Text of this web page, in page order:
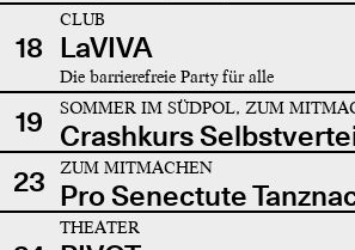
18
CLUB
LaVIVA
Die barrierefreie Party für alle
19 SOMMER IM SÜDPOL, ZUM
Crashkurs
23
ZUM MITMACHEN
Pro Senectute
THEATER